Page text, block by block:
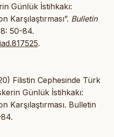
Günlük İstihkakı:
Karşılaştırması”. Bulletin
50-84.
.
Filistin Cephesinde Türk
Günlük İstihkakı:
Karşılaştırması. Bulletin